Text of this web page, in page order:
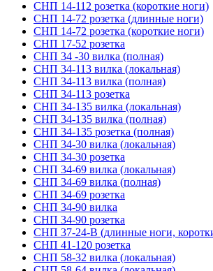
СНП 14-112 розетка (короткие ноги)
СНП 14-72 розетка (длинные ноги)
СНП 14-72 розетка (короткие ноги)
СНП 17-52 розетка
СНП 34 -30 вилка (полная)
СНП 34-113 вилка (локальная)
СНП 34-113 вилка (полная)
СНП 34-113 розетка
СНП 34-135 вилка (локальная)
СНП 34-135 вилка (полная)
СНП 34-135 розетка (полная)
СНП 34-30 вилка (локальная)
СНП 34-30 розетка
СНП 34-69 вилка (локальная)
СНП 34-69 вилка (полная)
СНП 34-69 розетка
СНП 34-90 вилка
СНП 34-90 розетка
СНП 37-24-В (длинные ноги,
СНП 41-120 розетка
СНП 58-32 вилка (локальная)